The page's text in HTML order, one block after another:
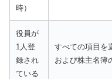
時）
役員が
1人登
録され
ている
すべての項目を
および株主名簿